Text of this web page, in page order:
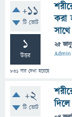
+11
টি ভোট
1
উত্তর
831 বার দেখা হয়েছে
করা
25
Admin
+2
টি ভোট